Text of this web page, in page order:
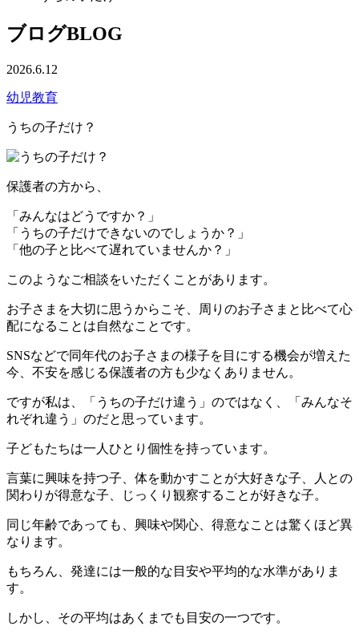
ブログBLOG
2026.6.12
幼児教育
うちの子だけ？
保護者の方から、
「みんなはどうですか？」
「うちの子だけできないのでしょうか？」
「他の子と比べて遅れていませんか？」
このようなご相談をいただくことがあります。
お子さまを大切に思うからこそ、周りのお子さまと比べて心
配になることは自然なことです。
SNSなどで同年代のお子さまの様子を目にする機会が増えた
今、不安を感じる保護者の方も少なくありません。
ですが私は、「うちの子だけ違う」のではなく、「みんなそ
れぞれ違う」のだと思っています。
子どもたちは一人ひとり個性を持っています。
言葉に興味を持つ子、体を動かすことが大好きな子、人との
関わりが得意な子、じっくり観察することが好きな子。
同じ年齢であっても、興味や関心、得意なことは驚くほど異
なります。
もちろん、発達には一般的な目安や平均的な水準がありま
す。
しかし、その平均はあくまでも目安の一つです。